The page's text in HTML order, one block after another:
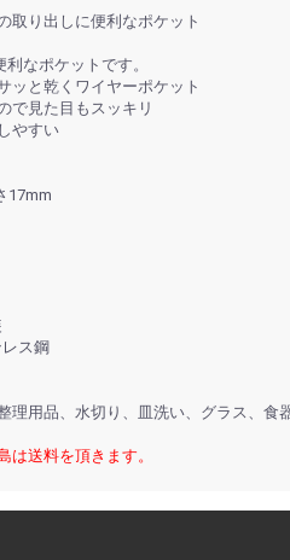
取り出しに便利なポケット
利なポケットです。
ッと乾くワイヤーポケット
で見た目もスッキリ
やすい
17mm
ス鋼
理用品、水切り、皿洗い、グラス、食
は送料を頂きます。